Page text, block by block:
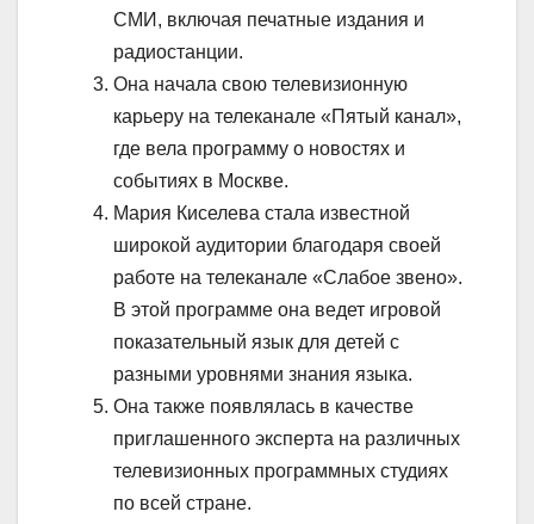
СМИ, включая печатные издания и
радиостанции.
Она начала свою телевизионную
карьеру на телеканале «Пятый канал»,
где вела программу о новостях и
событиях в Москве.
Мария Киселева стала известной
широкой аудитории благодаря своей
работе на телеканале «Слабое звено».
В этой программе она ведет игровой
показательный язык для детей с
разными уровнями знания языка.
Она также появлялась в качестве
приглашенного эксперта на различных
телевизионных программных студиях
по всей стране.